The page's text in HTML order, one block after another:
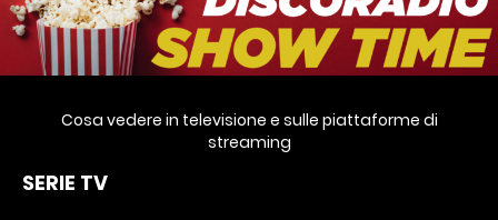
Cosa vedere in televisione e sulle piattaforme di
streaming
SERIE TV